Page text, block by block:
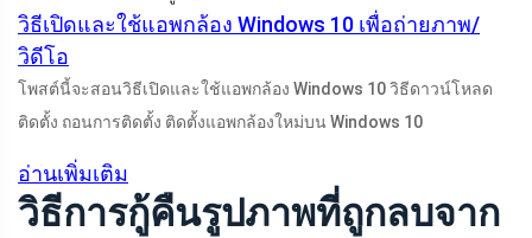
วิธีเปิดและใช้แอพกล้อง Windows 10 เพื่อถ่ายภาพ/
วิดีโอ
โพสต์นี้จะสอนวิธีเปิดและใช้แอพกล้อง Windows 10 วิธีดาวน์โหลด
ติดตั้ง ถอนการติดตั้ง ติดตั้งแอพกล้องใหม่บน Windows 10
อ่านเพิ่มเติม
วิธีการกู้คืนรูปภาพที่ถูกลบจาก